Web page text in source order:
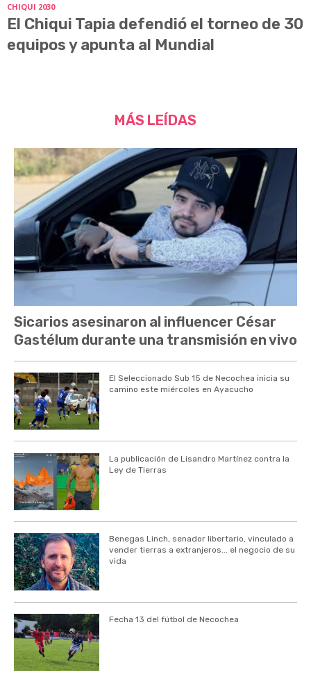
CHIQUI 2030
El Chiqui Tapia defendió el torneo de 30
equipos y apunta al Mundial
MÁS LEÍDAS
Sicarios asesinaron al influencer César
Gastélum durante una transmisión en vivo
El Seleccionado Sub 15 de Necochea inicia su
camino este miércoles en Ayacucho
La publicación de Lisandro Martínez contra la
Ley de Tierras
Benegas Linch, senador libertario, vinculado a
vender tierras a extranjeros... el negocio de su
vida
Fecha 13 del fútbol de Necochea